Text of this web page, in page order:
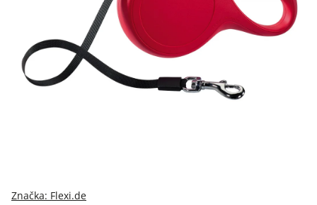
Značka: Flexi.de